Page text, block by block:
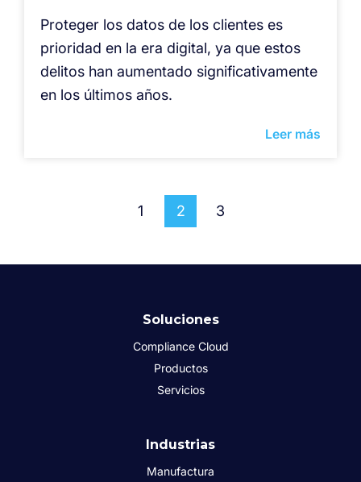
Proteger los datos de los clientes es
prioridad en la era digital, ya que estos
delitos han aumentado significativamente
en los últimos años.
Leer más
1 2 3
Soluciones
Compliance Cloud
Productos
Servicios
Industrias
Manufactura